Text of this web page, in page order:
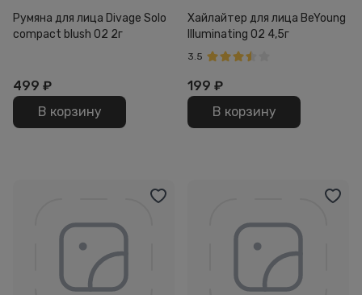
Румяна для лица Divage Solo
compact blush 02 2г
499 ₽
В корзину
Хайлайтер для лица BeYoung
Illuminating 02 4,5г
3.5
199 ₽
В корзину